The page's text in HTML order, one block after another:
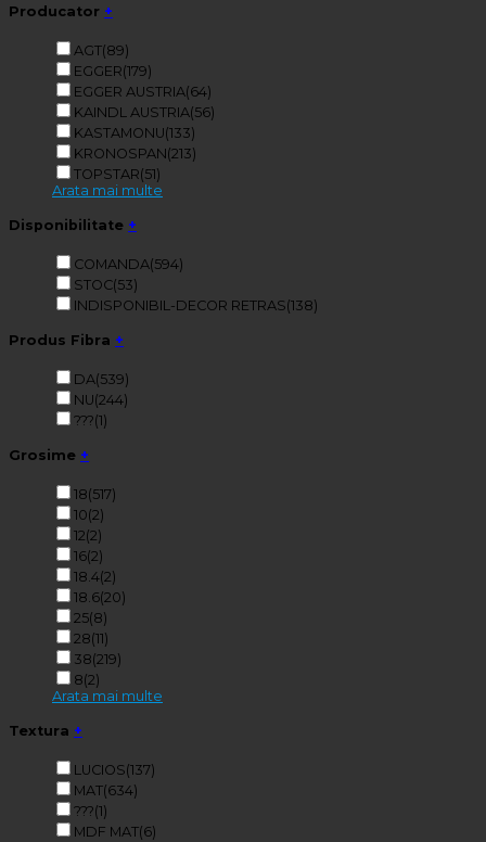
Producator +
AGT(89)
EGGER(179)
EGGER AUSTRIA(64)
KAINDL AUSTRIA(56)
KASTAMONU(133)
KRONOSPAN(213)
TOPSTAR(51)
Arata mai multe
Disponibilitate +
COMANDA(594)
STOC(53)
INDISPONIBIL-DECOR RETRAS(138)
Produs Fibra +
DA(539)
NU(244)
???(1)
Grosime +
18(517)
10(2)
12(2)
16(2)
18.4(2)
18.6(20)
25(8)
28(11)
38(219)
8(2)
Arata mai multe
Textura +
LUCIOS(137)
MAT(634)
???(1)
MDF MAT(6)